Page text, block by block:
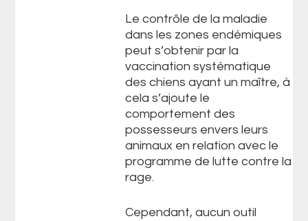
Le contrôle de la maladie
dans les zones endémiques
peut s’obtenir par la
vaccination systématique
des chiens ayant un maître, à
cela s’ajoute le
comportement des
possesseurs envers leurs
animaux en relation avec le
programme de lutte contre la
rage.
Cependant, aucun outil